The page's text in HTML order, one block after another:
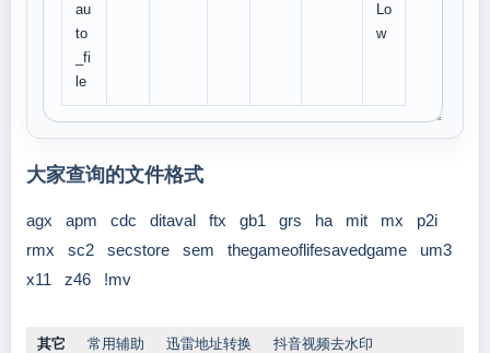
au
to
_fi
le
Lo
w
大家查询的文件格式
agx apm cdc ditaval ftx gb1 grs ha mit mx
p2i
rmx
sc2 secstore sem thegameoflifesavedgame
um3
x11
z46 !mv
其它 常用辅助 迅雷地址转换 抖音视频去水印